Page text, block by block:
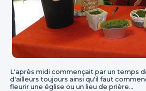
L'après midi commençait par un temps
d'ailleurs toujours ainsi qu'il faut
fleurir une église ou un lieu de prière...